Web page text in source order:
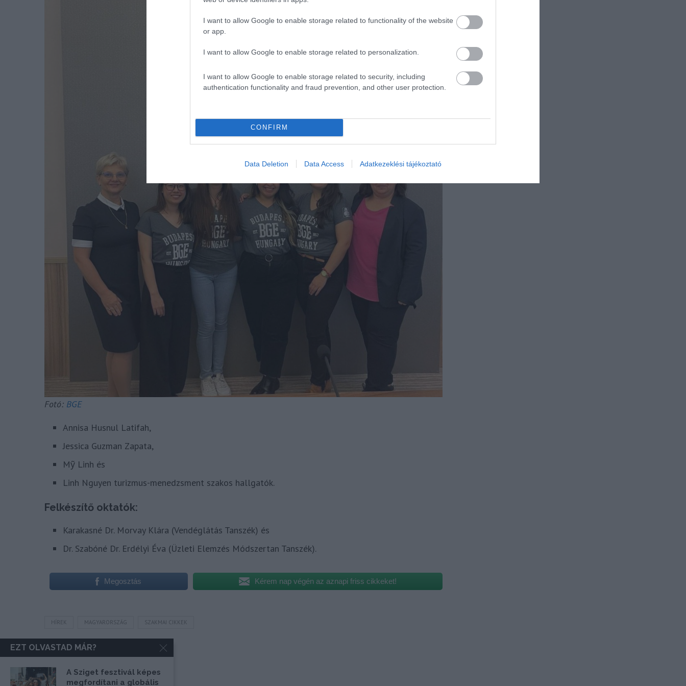
I want to allow Google to enable storage related to functionality of the website
or app.
I want to allow Google to enable storage related to personalization.
I want to allow Google to enable storage related to security, including
authentication functionality and fraud prevention, and other user protection.
CONFIRM
Data Deletion Data Access Adatkezeklési tájékoztató
Fotó: BGE
Annisa Husnul Latifah,
Jessica Guzman Zapata,
Mỹ Linh és
Linh Nguyen turizmus-menedzsment szakos hallgatók.
Felkészítő oktatók:
Karakasné Dr. Morvay Klára (Vendéglátás Tanszék) és
Dr. Szabóné Dr. Erdélyi Éva (Üzleti Elemzés Módszertan Tanszék).
Megosztás Kérem nap végén az aznapi friss cikkeket!
HÍREK MAGYARORSZÁG SZAKMAI CIKKEK
EZT OLVASTAD MÁR?
A Sziget fesztivál képes
megfordítani a globális